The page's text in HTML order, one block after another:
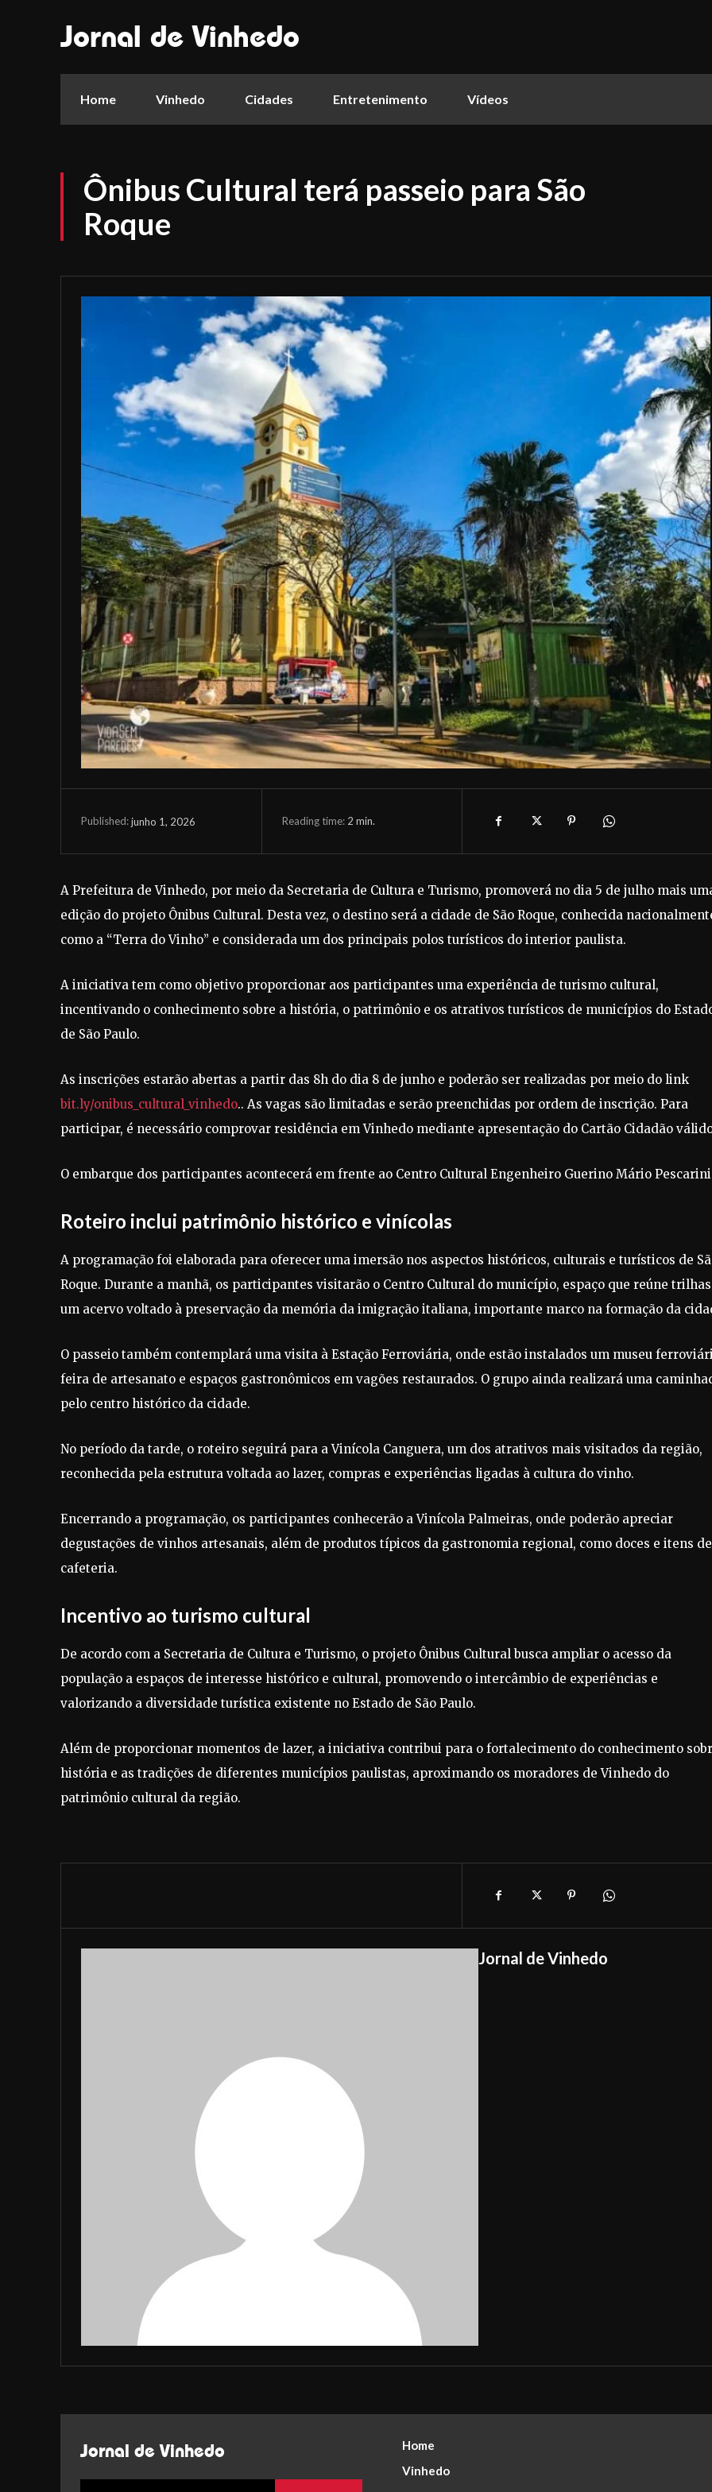
Jornal de Vinhedo
Home Vinhedo Cidades Entretenimento Vídeos
Ônibus Cultural terá passeio para São
Roque
Published:junho 1, 2026 Reading time: 2 min.
A Prefeitura de Vinhedo, por meio da Secretaria de Cultura e Turismo, promoverá no dia 5 de julho mais
edição do projeto Ônibus Cultural. Desta vez, o destino será a cidade de São Roque, conhecida
como a “Terra do Vinho” e considerada um dos principais polos turísticos do interior paulista.
A iniciativa tem como objetivo proporcionar aos participantes uma experiência de turismo cultural,
incentivando o conhecimento sobre a história, o patrimônio e os atrativos turísticos de municípios do
de São Paulo.
As inscrições estarão abertas a partir das 8h do dia 8 de junho e poderão ser realizadas por meio do link
bit.ly/onibus_cultural_vinhedo.. As vagas são limitadas e serão preenchidas por ordem de inscrição. Para
participar, é necessário comprovar residência em Vinhedo mediante apresentação do Cartão Cidadão
O embarque dos participantes acontecerá em frente ao Centro Cultural Engenheiro Guerino Mário
Roteiro inclui patrimônio histórico e vinícolas
A programação foi elaborada para oferecer uma imersão nos aspectos históricos, culturais e turísticos de
Roque. Durante a manhã, os participantes visitarão o Centro Cultural do município, espaço que reúne
um acervo voltado à preservação da memória da imigração italiana, importante marco na formação da
O passeio também contemplará uma visita à Estação Ferroviária, onde estão instalados um museu
feira de artesanato e espaços gastronômicos em vagões restaurados. O grupo ainda realizará uma
pelo centro histórico da cidade.
No período da tarde, o roteiro seguirá para a Vinícola Canguera, um dos atrativos mais visitados da região,
reconhecida pela estrutura voltada ao lazer, compras e experiências ligadas à cultura do vinho.
Encerrando a programação, os participantes conhecerão a Vinícola Palmeiras, onde poderão apreciar
degustações de vinhos artesanais, além de produtos típicos da gastronomia regional, como doces e itens de
cafeteria.
Incentivo ao turismo cultural
De acordo com a Secretaria de Cultura e Turismo, o projeto Ônibus Cultural busca ampliar o acesso da
população a espaços de interesse histórico e cultural, promovendo o intercâmbio de experiências e
valorizando a diversidade turística existente no Estado de São Paulo.
Além de proporcionar momentos de lazer, a iniciativa contribui para o fortalecimento do conhecimento
história e as tradições de diferentes municípios paulistas, aproximando os moradores de Vinhedo do
patrimônio cultural da região.
Jornal de Vinhedo
Jornal de Vinhedo
Home
Vinhedo